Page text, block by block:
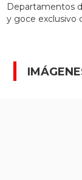
Departamentos
y goce exclusivo